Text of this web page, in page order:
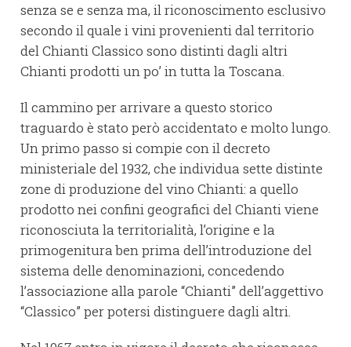
senza se e senza ma, il riconoscimento esclusivo
secondo il quale i vini provenienti dal territorio
del Chianti Classico sono distinti dagli altri
Chianti prodotti un po’ in tutta la Toscana.
Il cammino per arrivare a questo storico
traguardo è stato però accidentato e molto lungo.
Un primo passo si compie con il decreto
ministeriale del 1932, che individua sette distinte
zone di produzione del vino Chianti: a quello
prodotto nei confini geografici del Chianti viene
riconosciuta la territorialità, l’origine e la
primogenitura ben prima dell’introduzione del
sistema delle denominazioni, concedendo
l’associazione alla parole “Chianti” dell’aggettivo
“Classico” per potersi distinguere dagli altri.